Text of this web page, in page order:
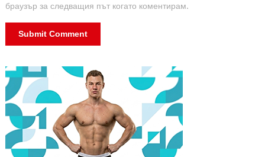
браузър за следващия път когато коментирам.